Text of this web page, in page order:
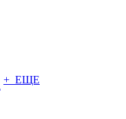
+ ЕЩЕ